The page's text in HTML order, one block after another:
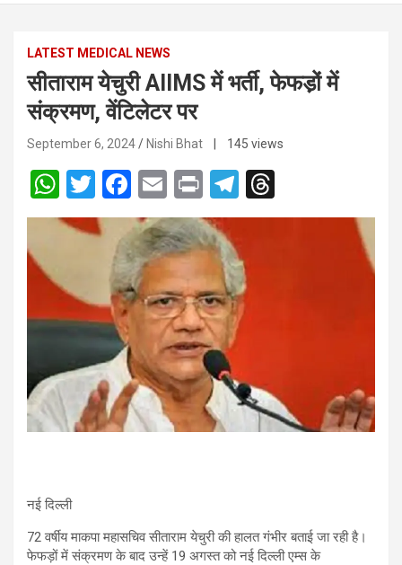
LATEST MEDICAL NEWS
सीताराम येचुरी AIIMS में भर्ती, फेफड‍़ों में
संक्रमण, वेंटिलेटर पर
September 6, 2024 Nishi Bhat | 145 views
W
h
at
A
p
p
T
wi
tt
er
F
a
ce
b
o
k
E
m
ail
Pr
in
t
T
el
gr
a
m
hr
नई दिल्ली
72 वर्षीय माकपा महासचिव सीताराम येचुरी की हालत गंभीर बताई जा रही है।
फेफड़ों में संक्रमण के बाद उन्हें 19 अगस्त को नई दिल्ली एम्स के